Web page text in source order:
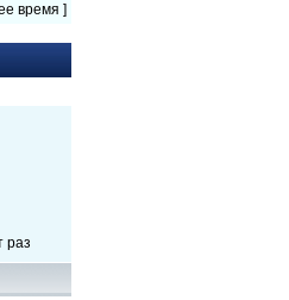
время ]
раз